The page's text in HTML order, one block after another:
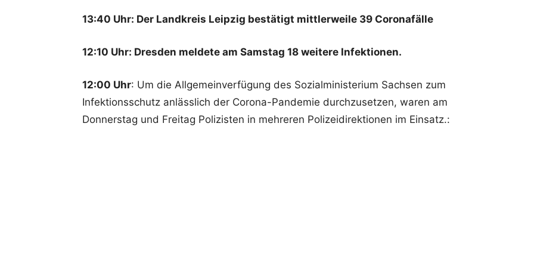
13:40 Uhr: Der Landkreis Leipzig bestätigt mittlerweile 39 Coronafälle
12:10 Uhr: Dresden meldete am Samstag 18 weitere Infektionen.
12:00 Uhr: Um die Allgemeinverfügung des Sozialministerium Sachsen zum
Infektionsschutz anlässlich der Corona-Pandemie durchzusetzen, waren am
Donnerstag und Freitag Polizisten in mehreren Polizeidirektionen im Einsatz.: